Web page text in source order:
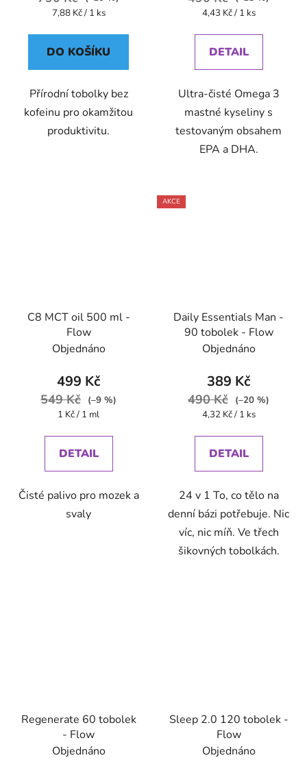
Měrná
7,88 Kč / 1 ks
DO KOŠÍKU
Přírodní tobolky bez
kofeinu pro okamžitou
produktivitu.
Měrná
4,43 Kč / 1 ks
DETAIL
Ultra-čisté Omega 3
mastné kyseliny s
testovaným obsahem
EPA a DHA.
C8 MCT oil 500 ml -
Flow
Objednáno
499 Kč
549 Kč
(–9 %)
Měrná
1 Kč / 1 ml
DETAIL
Čisté palivo pro mozek a
svaly
AKCE
Daily Essentials Man -
90 tobolek - Flow
Objednáno
389 Kč
490 Kč
(–20 %)
Měrná
4,32 Kč / 1 ks
DETAIL
24 v 1 To, co tělo na
denní bázi potřebuje. Nic
víc, nic míň. Ve třech
šikovných tobolkách.
Regenerate 60 tobolek
- Flow
Objednáno
Sleep 2.0 120 tobolek -
Flow
Objednáno